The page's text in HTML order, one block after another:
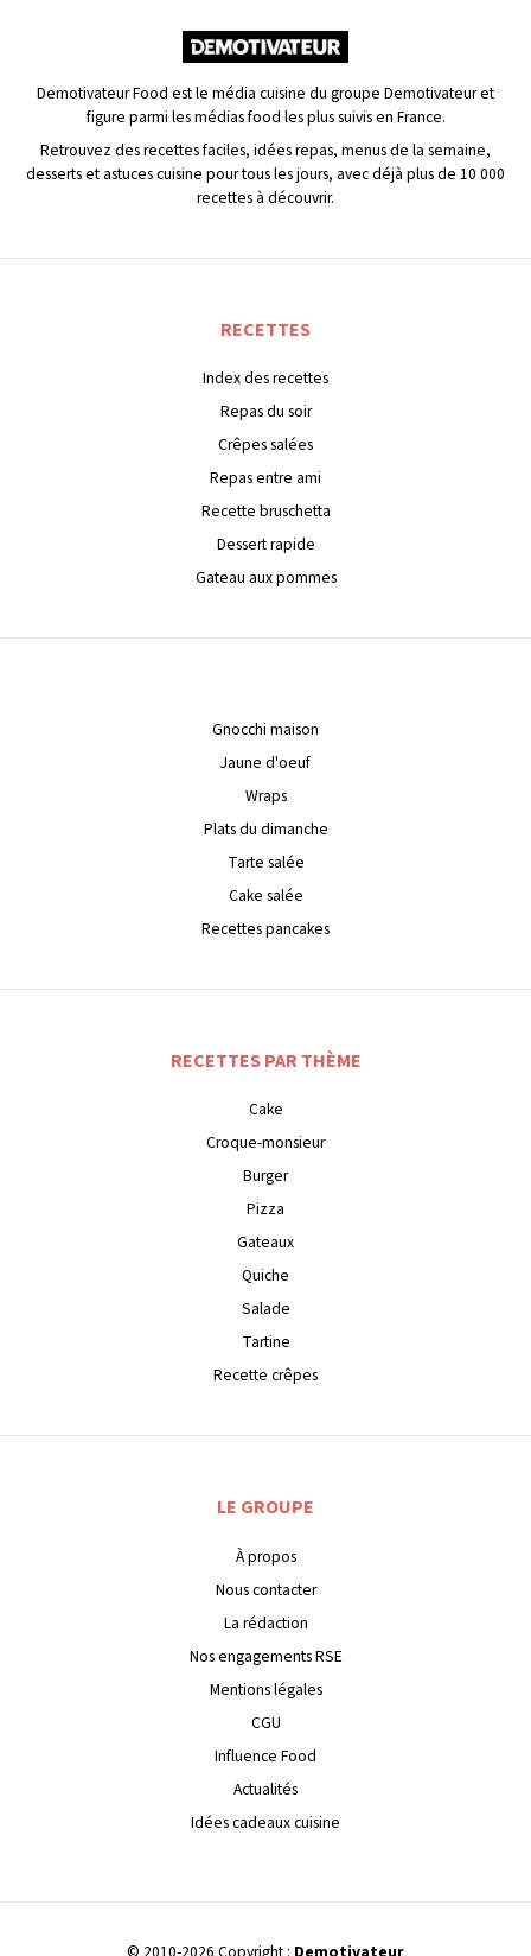
Demotivateur Food est le média cuisine du groupe Demotivateur et
figure parmi les médias food les plus suivis en France.
Retrouvez des recettes faciles, idées repas, menus de la semaine,
desserts et astuces cuisine pour tous les jours, avec déjà plus de 10 000
recettes à découvrir.
RECETTES
Index des recettes
Repas du soir
Crêpes salées
Repas entre ami
Recette bruschetta
Dessert rapide
Gateau aux pommes
Gnocchi maison
Jaune d'oeuf
Wraps
Plats du dimanche
Tarte salée
Cake salée
Recettes pancakes
RECETTES PAR THÈME
Cake
Croque-monsieur
Burger
Pizza
Gateaux
Quiche
Salade
Tartine
Recette crêpes
LE GROUPE
À propos
Nous contacter
La rédaction
Nos engagements RSE
Mentions légales
CGU
Influence Food
Actualités
Idées cadeaux cuisine
© 2010-2026 Copyright : Demotivateur